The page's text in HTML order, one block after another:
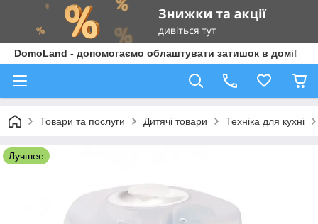
DomoLand - допомогаємо облаштувати затишок в домі!
Товари та послуги Дитячі товари Техніка для кухні
Лучшее